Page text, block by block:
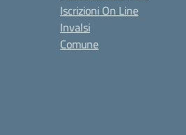
Iscrizioni On Line
Invalsi
Comune